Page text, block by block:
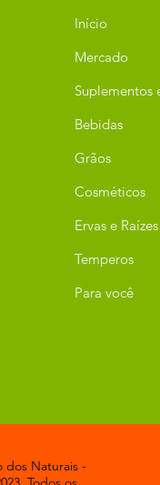
Início
Mercado
Suplementos
Bebidas
Grãos
Cosméticos
Ervas e Raízes
Temperos
Para você
dos Naturais -